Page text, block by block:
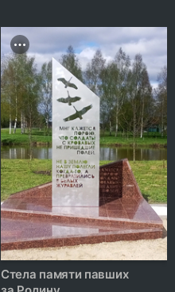
Стела памяти павших